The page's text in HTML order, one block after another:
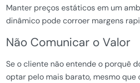
Manter preços estáticos em um
dinâmico pode corroer margens
Não Comunicar o Valor
Se o cliente não entende o porquê
optar pelo mais barato, mesmo que